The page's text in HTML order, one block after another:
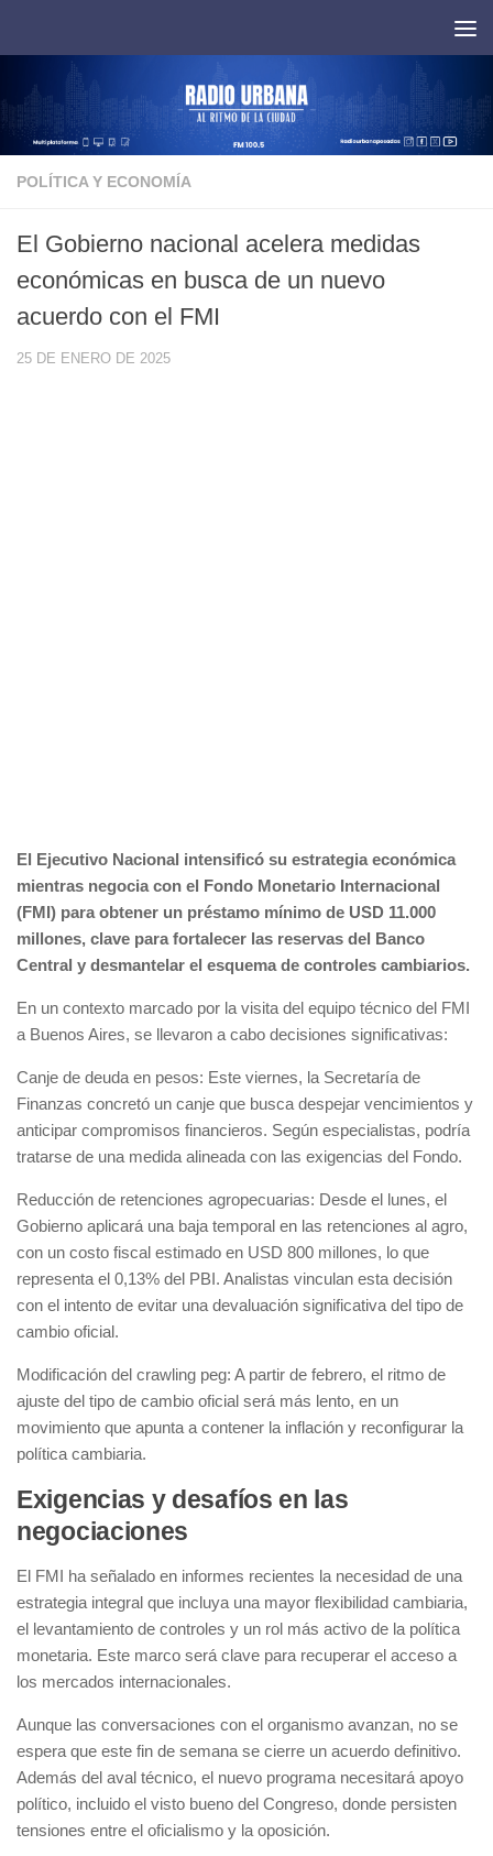
POLÍTICA Y ECONOMÍA
El Gobierno nacional acelera medidas
económicas en busca de un nuevo
acuerdo con el FMI
25 DE ENERO DE 2025
El Ejecutivo Nacional intensificó su estrategia económica
mientras negocia con el Fondo Monetario Internacional
(FMI) para obtener un préstamo mínimo de USD 11.000
millones, clave para fortalecer las reservas del Banco
Central y desmantelar el esquema de controles cambiarios.
En un contexto marcado por la visita del equipo técnico del FMI
a Buenos Aires, se llevaron a cabo decisiones significativas:
Canje de deuda en pesos: Este viernes, la Secretaría de
Finanzas concretó un canje que busca despejar vencimientos y
anticipar compromisos financieros. Según especialistas, podría
tratarse de una medida alineada con las exigencias del Fondo.
Reducción de retenciones agropecuarias: Desde el lunes, el
Gobierno aplicará una baja temporal en las retenciones al agro,
con un costo fiscal estimado en USD 800 millones, lo que
representa el 0,13% del PBI. Analistas vinculan esta decisión
con el intento de evitar una devaluación significativa del tipo de
cambio oficial.
Modificación del crawling peg: A partir de febrero, el ritmo de
ajuste del tipo de cambio oficial será más lento, en un
movimiento que apunta a contener la inflación y reconfigurar la
política cambiaria.
Exigencias y desafíos en las
negociaciones
El FMI ha señalado en informes recientes la necesidad de una
estrategia integral que incluya una mayor flexibilidad cambiaria,
el levantamiento de controles y un rol más activo de la política
monetaria. Este marco será clave para recuperar el acceso a
los mercados internacionales.
Aunque las conversaciones con el organismo avanzan, no se
espera que este fin de semana se cierre un acuerdo definitivo.
Además del aval técnico, el nuevo programa necesitará apoyo
político, incluido el visto bueno del Congreso, donde persisten
tensiones entre el oficialismo y la oposición.